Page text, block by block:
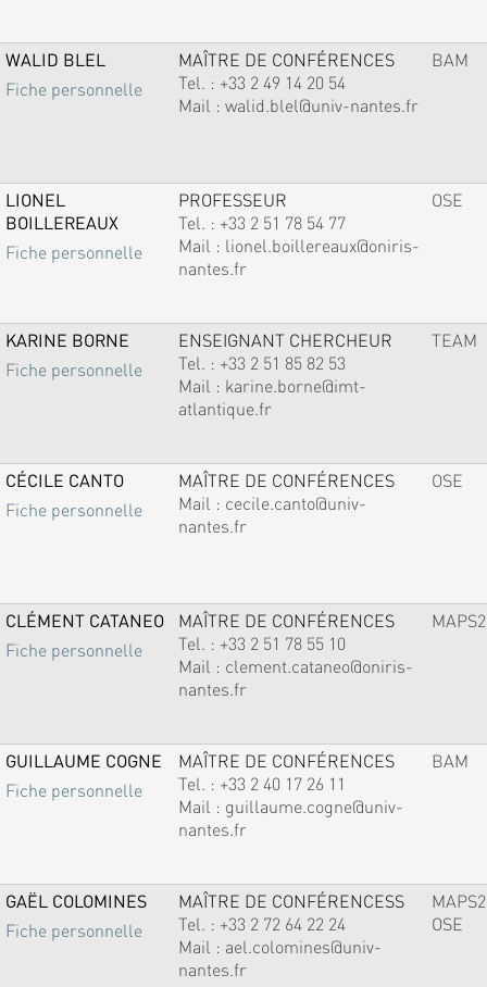
WALID BLEL
Fiche personnelle
MAÎTRE DE CONFÉRENCES
Tel. : +33 2 49 14 20 54
Mail : walid.blel@univ-nantes.fr
BAM
LIONEL
BOILLEREAUX
Fiche personnelle
PROFESSEUR
Tel. : +33 2 51 78 54 77
Mail : lionel.boillereaux@oniris-
nantes.fr
OSE
KARINE BORNE
Fiche personnelle
ENSEIGNANT CHERCHEUR
Tel. : +33 2 51 85 82 53
Mail : karine.borne@imt-
atlantique.fr
TEAM
CÉCILE CANTO
Fiche personnelle
MAÎTRE DE CONFÉRENCES
Mail : cecile.canto@univ-
nantes.fr
OSE
CLÉMENT CATANEO
Fiche personnelle
MAÎTRE DE CONFÉRENCES
Tel. : +33 2 51 78 55 10
Mail : clement.cataneo@oniris-
nantes.fr
MAPS2
GUILLAUME COGNE
Fiche personnelle
MAÎTRE DE CONFÉRENCES
Tel. : +33 2 40 17 26 11
Mail : guillaume.cogne@univ-
nantes.fr
BAM
GAËL COLOMINES
Fiche personnelle
MAÎTRE DE CONFÉRENCESS
Tel. : +33 2 72 64 22 24
Mail : ael.colomines@univ-
nantes.fr
MAPS2
OSE